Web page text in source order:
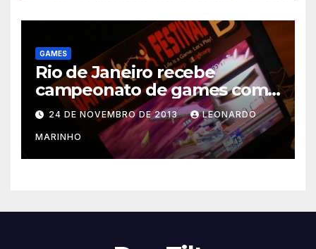
GAMES
Rio de Janeiro recebe
campeonato de games com
prêmios em dinheiro
24 DE NOVEMBRO DE 2013 LEONARDO
MARINHO